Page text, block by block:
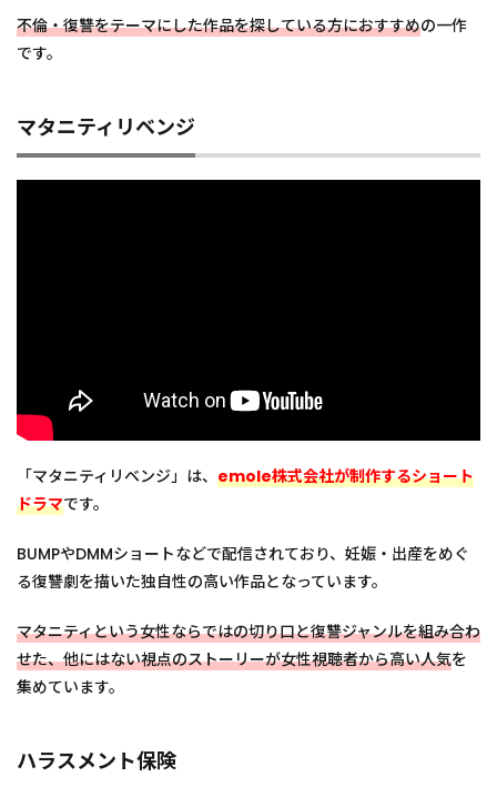
不倫・復讐をテーマにした作品を探している方におすすめの一作
です。
マタニティリベンジ
「マタニティリベンジ」は、 emole株式会社が制作するショート
ドラマです。
BUMPやDMMショートなどで配信されており、妊娠・出産をめぐ
る復讐劇を描いた独自性の高い作品となっています。
マタニティという女性ならではの切り口と復讐ジャンルを組み合わ
せた、他にはない視点のストーリーが女性視聴者から高い人気を
集めています。
ハラスメント保険